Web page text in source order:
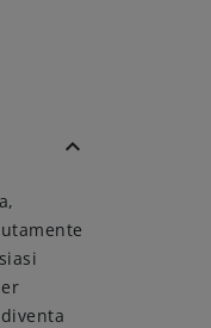
keyboard_arrow_down